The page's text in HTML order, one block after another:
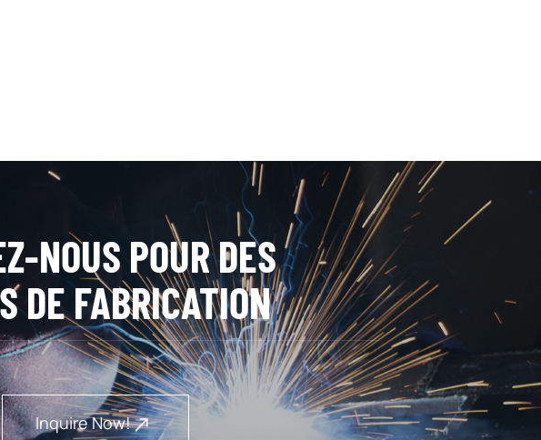
NOUS POUR DES
DE FABRICATION
Inquire Now!